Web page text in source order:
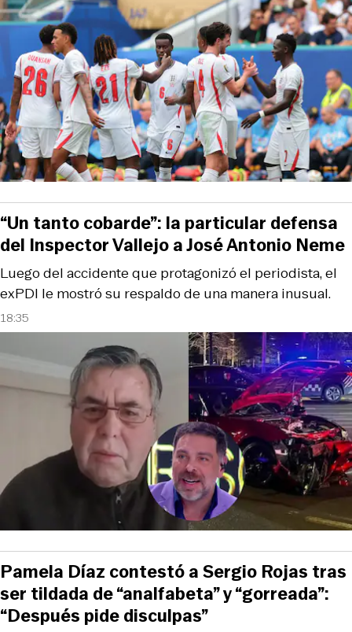
18:35
Luego del accidente que protagonizó el periodista, el
exPDI le mostró su respaldo de una manera inusual.
“Un tanto cobarde”: la particular defensa
del Inspector Vallejo a José Antonio Neme
Pamela Díaz contestó a Sergio Rojas tras
ser tildada de “analfabeta” y “gorreada”:
“Después pide disculpas”